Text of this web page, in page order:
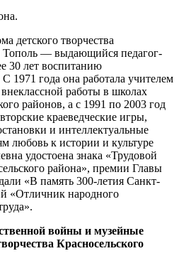
детского творчества
Тополь — выдающийся педагог-
30 лет воспитанию
1971 года она работала учителем
работы в школах
районов, а с 1991 по 2003 год
краеведческие игры,
и интеллектуальные
любовь к истории и культуре
удостоена знака «Трудовой
района», премии Главы
«В память 300-летия Санкт-
«Отличник народного
войны и музейные
Красносельского